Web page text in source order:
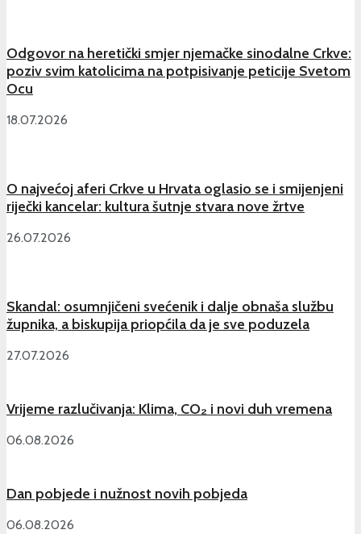
Odgovor na heretički smjer njemačke sinodalne Crkve:
poziv svim katolicima na potpisivanje peticije Svetom
Ocu
18.07.2026
O najvećoj aferi Crkve u Hrvata oglasio se i smijenjeni
riječki kancelar: kultura šutnje stvara nove žrtve
26.07.2026
Skandal: osumnjičeni svećenik i dalje obnaša službu
župnika, a biskupija priopćila da je sve poduzela
27.07.2026
Vrijeme razlučivanja: Klima, CO₂ i novi duh vremena
06.08.2026
Dan pobjede i nužnost novih pobjeda
06.08.2026